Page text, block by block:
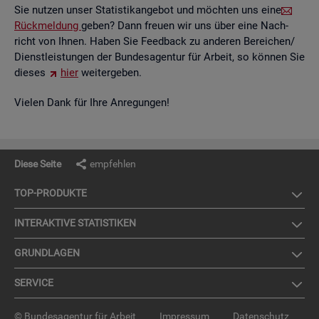
Sie nut­zen unser Sta­tis­tik­an­ge­bot und möch­ten uns eine
Rück­mel­dung geben? Dann freu­en wir uns über eine Nach­
richt von Ihnen. Haben Sie Feed­back zu an­de­ren Be­rei­chen/
Dienst­leis­tun­gen der Bun­des­agen­tur für Ar­beit, so kön­nen Sie
die­ses
hier wei­ter­ge­ben.
Vie­len Dank für Ihre An­re­gun­gen!
Diese Seite empfehlen
TOP-PRO­DUK­TE
IN­TER­AK­TI­VE STA­TIS­TI­KEN
GRUND­LA­GEN
SER­VICE
© Bundesagentur für Arbeit Impressum Datenschutz